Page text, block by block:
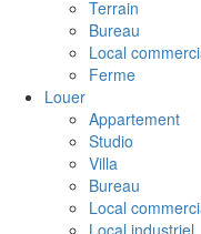
Terrain
Bureau
Local
Ferme
Louer
Appartement
Studio
Villa
Bureau
Local
Local industriel